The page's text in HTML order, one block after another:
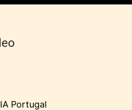
Portugal